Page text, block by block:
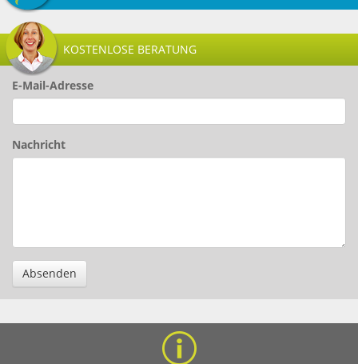
KOSTENLOSE BERATUNG
E-Mail-Adresse
Nachricht
Absenden